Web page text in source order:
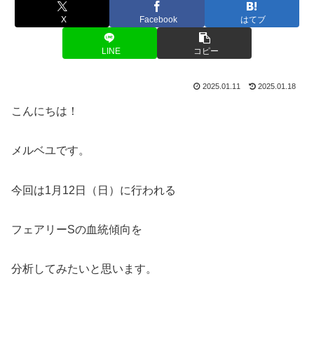
X Facebook はてブ
LINE コピー
2025.01.11 2025.01.18
こんにちは！
メルベユです。
今回は1月12日（日）に行われる
フェアリーSの血統傾向を
分析してみたいと思います。